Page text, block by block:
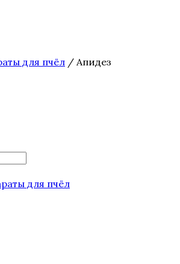
для пчёл / Апидез
для пчёл